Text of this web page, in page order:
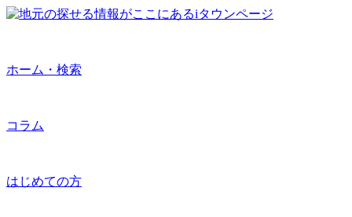
ホーム・検索
コラム
はじめての方